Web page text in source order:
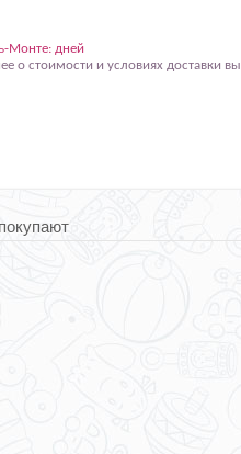
Монте: дней
о стоимости и условиях доставки